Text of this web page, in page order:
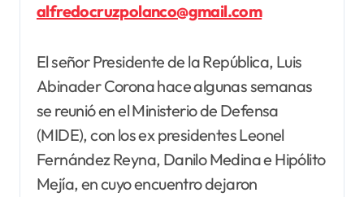
alfredocruzpolanco@gmail.com
El señor Presidente de la República, Luis
Abinader Corona hace algunas semanas
se reunió en el Ministerio de Defensa
(MIDE), con los ex presidentes Leonel
Fernández Reyna, Danilo Medina e Hipólito
Mejía, en cuyo encuentro dejaron